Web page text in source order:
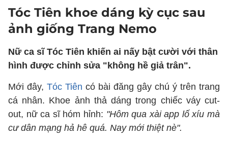
Tóc Tiên khoe dáng kỳ cục sau
ảnh giống Trang Nemo
Nữ ca sĩ Tóc Tiên khiến ai nấy bật cười với thân
hình được chỉnh sửa "không hề giả trân".
Mới đây, Tóc Tiên có bài đăng gây chú ý trên trang
cá nhân. Khoe ảnh thả dáng trong chiếc váy cut-
out, nữ ca sĩ hóm hỉnh: "Hôm qua xài app lố xíu mà
cư dân mạng hả hê quá. Nay mới thiệt nè".